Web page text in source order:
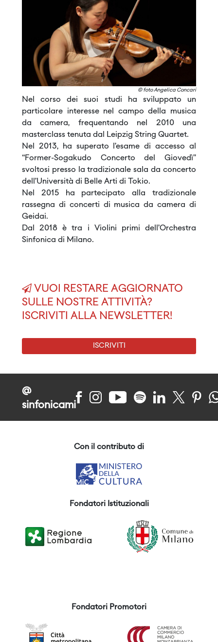
© foto Angelica Concari
Nel corso dei suoi studi ha sviluppato un
particolare interesse nel campo della musica
da camera, frequentando nel 2010 una
masterclass tenuta dal Leipzig String Quartet.
Nel 2013, ha superato l’esame di accesso al
“Former-Sogakudo Concerto del Giovedì”
svoltosi presso la tradizionale sala da concerto
dell’Università di Belle Arti di Tokio.
Nel 2015 ha partecipato alla tradizionale
rassegna di concerti di musica da camera di
Geidai.
Dal 2018 è tra i Violini primi dell’Orchestra
Sinfonica di Milano.
VUOI RESTARE AGGIORNATO
SULLE NOSTRE ATTIVITÀ?
ISCRIVITI ALLA NEWSLETTER!
ISCRIVITI
@
sinfonicami
Con il contributo di
Fondatori Istituzionali
Fondatori Promotori